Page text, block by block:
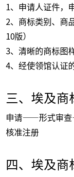
1、申请人证件，
2、商标类别、商
10版）
3、清晰的商标图
4、经使领馆认证
三、埃及
申请——形式审
核准注册
四、埃及